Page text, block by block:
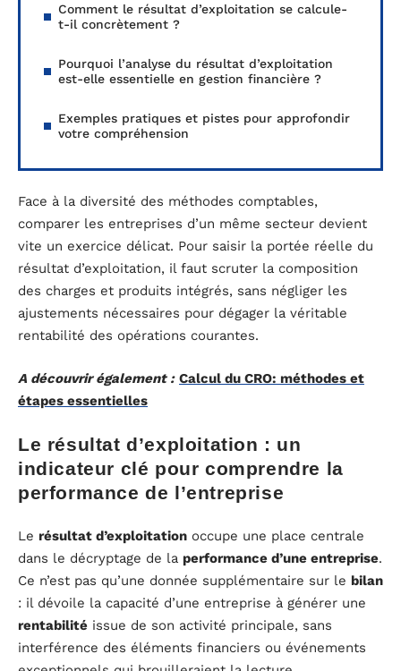
Comment le résultat d’exploitation se calcule-
t-il concrètement ?
Pourquoi l’analyse du résultat d’exploitation
est-elle essentielle en gestion financière ?
Exemples pratiques et pistes pour approfondir
votre compréhension
Face à la diversité des méthodes comptables,
comparer les entreprises d’un même secteur devient
vite un exercice délicat. Pour saisir la portée réelle du
résultat d’exploitation, il faut scruter la composition
des charges et produits intégrés, sans négliger les
ajustements nécessaires pour dégager la véritable
rentabilité des opérations courantes.
A découvrir également : Calcul du CRO: méthodes et
étapes essentielles
Le résultat d’exploitation : un
indicateur clé pour comprendre la
performance de l’entreprise
Le résultat d’exploitation occupe une place centrale
dans le décryptage de la performance d’une entreprise.
Ce n’est pas qu’une donnée supplémentaire sur le bilan
: il dévoile la capacité d’une entreprise à générer une
rentabilité issue de son activité principale, sans
interférence des éléments financiers ou événements